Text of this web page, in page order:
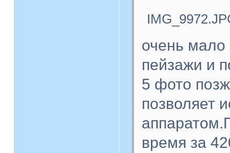
очень мало
пейзажи и
5 фото
позволяет
время за